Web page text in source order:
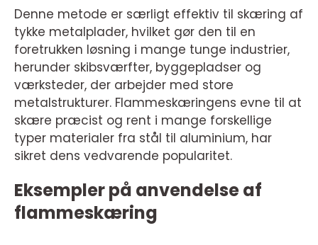
Denne metode er særligt effektiv til skæring af
tykke metalplader, hvilket gør den til en
foretrukken løsning i mange tunge industrier,
herunder skibsværfter, byggepladser og
værksteder, der arbejder med store
metalstrukturer. Flammeskæringens evne til at
skære præcist og rent i mange forskellige
typer materialer fra stål til aluminium, har
sikret dens vedvarende popularitet.
Eksempler på anvendelse af
flammeskæring